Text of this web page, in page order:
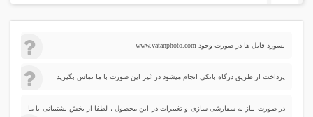
پسورد فایل ها در صورت وجود www.vatanphoto.com
پرداخت از طریق درگاه بانکی انجام میشود در غیر این صورت با ما تماس بگیرید
در صورت نیاز به سفارشی سازی و تغییرات در این محصول ، لطفا از بخش پشتیبانی با ما